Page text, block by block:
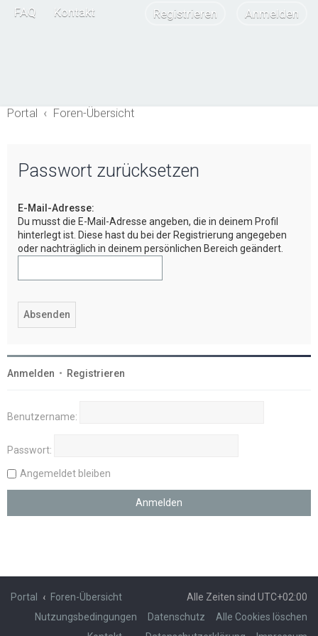
FAQ Kontakt Anmelden
Registrieren
Portal Foren-Übersicht
Passwort zurücksetzen
E-Mail-Adresse:
Du musst die E-Mail-Adresse angeben, die in deinem Profil
hinterlegt ist. Diese hast du bei der Registrierung angegeben
oder nachträglich in deinem persönlichen Bereich geändert.
Anmelden • Registrieren
Benutzername:
Passwort:
Angemeldet bleiben
Portal Foren-Übersicht Alle Zeiten sind UTC+02:00
Alle Cookies löschen
Datenschutz
Nutzungsbedingungen